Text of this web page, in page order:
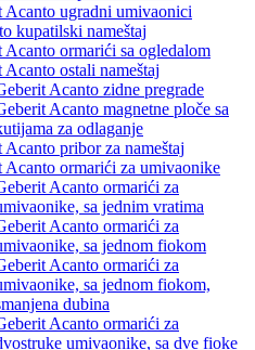
Acanto ugradni umivaonici
kupatilski nameštaj
Acanto ormarići sa ogledalom
Acanto ostali nameštaj
Acanto zidne pregrade
Acanto magnetne ploče sa
za odlaganje
Acanto pribor za nameštaj
Acanto ormarići za umivaonike
Acanto ormarići za
sa jednim vratima
Acanto ormarići za
sa jednom fiokom
Acanto ormarići za
sa jednom fiokom,
dubina
Acanto ormarići za
umivaonike, sa dve fioke